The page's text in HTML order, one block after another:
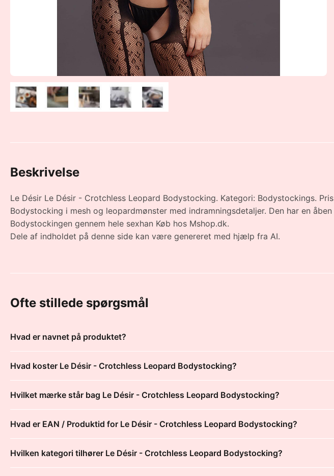
Beskrivelse
Le Désir Le Désir - Crotchless Leopard Bodystocking. Kategori: Bodystockings.
Bodystocking i mesh og leopardmønster med indramningsdetaljer. Den har en
Bodystockingen gennem hele sexhan Køb hos Mshop.dk.
Dele af indholdet på denne side kan være genereret med hjælp fra AI.
Ofte stillede spørgsmål
Hvad er navnet på produktet?
Hvad koster Le Désir - Crotchless Leopard Bodystocking?
Hvilket mærke står bag Le Désir - Crotchless Leopard Bodystocking?
Hvad er EAN / Produktid for Le Désir - Crotchless Leopard Bodystocking?
Hvilken kategori tilhører Le Désir - Crotchless Leopard Bodystocking?